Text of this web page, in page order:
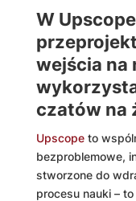
W
wejścia na
czatów na
Upscopeto
bezproblemowe,
stworzone do
procesu nauki –